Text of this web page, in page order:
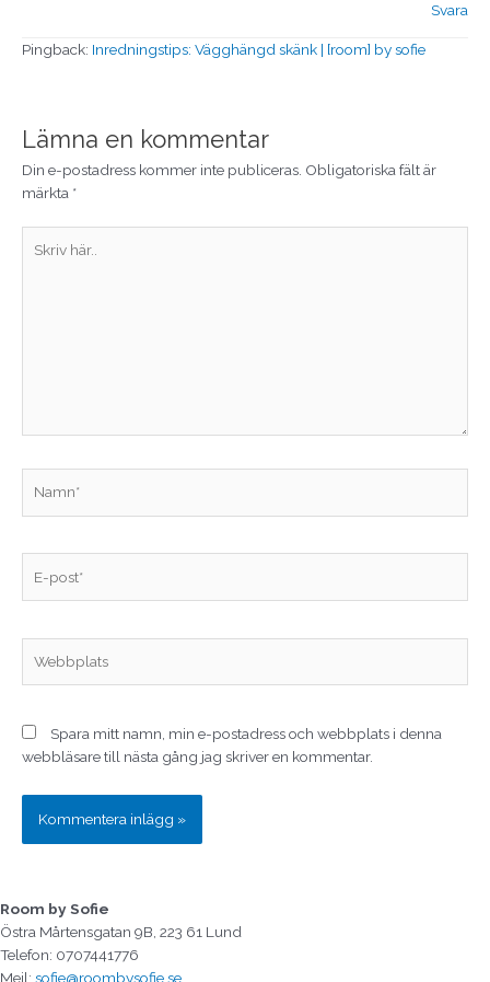
Svara
Pingback: Inredningstips: Vägghängd skänk | [room] by sofie
Lämna en kommentar
Din e-postadress kommer inte publiceras. Obligatoriska fält är
märkta *
här..
post*
Spara mitt namn, min e-postadress och webbplats i denna
webbläsare till nästa gång jag skriver en kommentar.
Room by Sofie
Östra Mårtensgatan 9B, 223 61 Lund
Telefon: 0707441776
Mejl: sofie@roombysofie.se